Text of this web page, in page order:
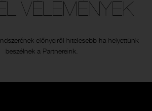
VÉLEMÉNYEK
előnyeiről hitelesebb ha helyettünk
beszélnek a Partnereink.